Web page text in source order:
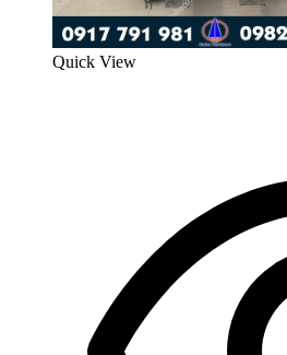
Quick View